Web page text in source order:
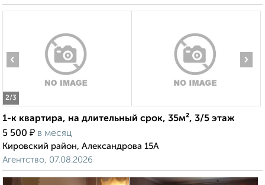
2/3
‹ ›
1-к квартира, на длительный срок, 35м², 3/5 этаж
5 500 ₽ в месяц
Кировский район, Александрова 15А
Агентство, 07.08.2026